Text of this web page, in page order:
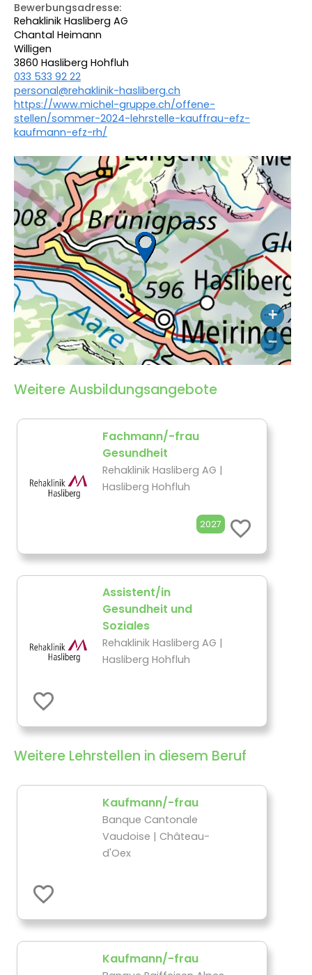
Bewerbungsadresse:
Rehaklinik Hasliberg AG
Chantal Heimann
Willigen
3860 Hasliberg Hohfluh
033 533 92 22
personal@rehaklinik-hasliberg.ch
https://www.michel-gruppe.ch/offene-
stellen/sommer-2024-lehrstelle-kauffrau-efz-
kaufmann-efz-rh/
+
−
Weitere Ausbildungsangebote
Fachmann/-frau
Gesundheit
Rehaklinik Hasliberg AG |
Hasliberg Hohfluh
2027
Assistent/in
Gesundheit und
Soziales
Rehaklinik Hasliberg AG |
Hasliberg Hohfluh
Weitere Lehrstellen in diesem Beruf
Kaufmann/-frau
Banque Cantonale
Vaudoise | Château-
d'Oex
Kaufmann/-frau